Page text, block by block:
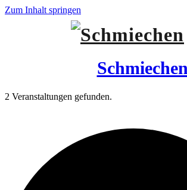
Zum Inhalt springen
Schmiechen
2 Veranstaltungen gefunden.